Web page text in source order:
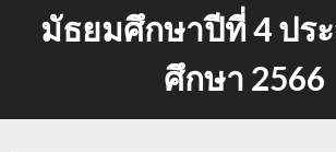
มัธยมศึกษาปีที่ 4 ปร
ศึกษา 2566